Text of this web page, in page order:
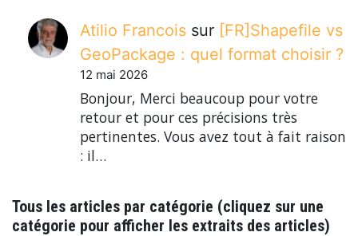
Atilio Francois sur [FR]Shapefile vs
GeoPackage : quel format choisir ?
12 mai 2026
Bonjour, Merci beaucoup pour votre
retour et pour ces précisions très
pertinentes. Vous avez tout à fait raison
: il…
Tous les articles par catégorie (cliquez sur une
catégorie pour afficher les extraits des articles)